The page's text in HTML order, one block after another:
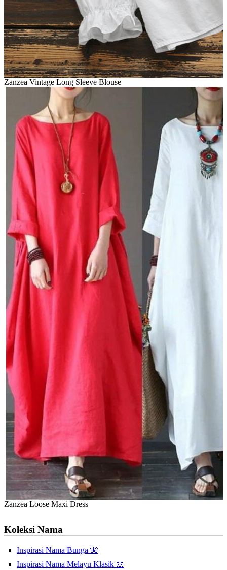
Zanzea Vintage Long Sleeve Blouse
Zanzea Loose Maxi Dress
Koleksi Nama
Inspirasi Nama Bunga 🌺
Inspirasi Nama Melayu Klasik 🌼